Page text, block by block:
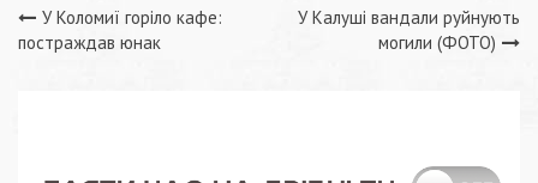
Навігація
У Коломиї горіло кафе:
постраждав юнак
У Калуші вандали руйнують
могили (ФОТО)